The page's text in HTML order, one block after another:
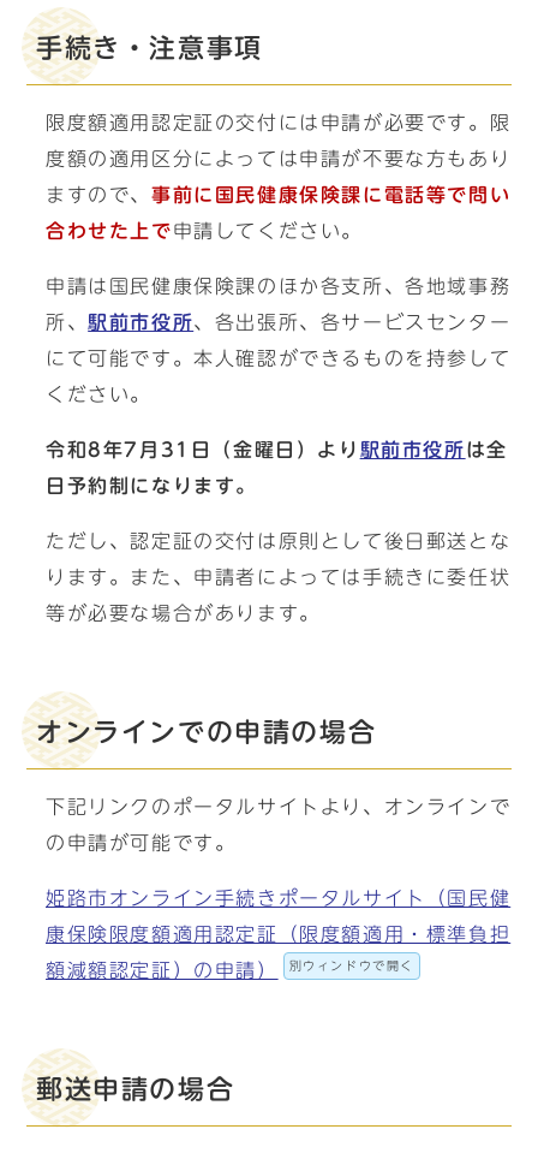
手続き・注意事項
限度額適用認定証の交付には申請が必要です。限
度額の適用区分によっては申請が不要な方もあり
ますので、 事前に国民健康保険課に電話等で問い
合わせた上で申請してください。
申請は国民健康保険課のほか各支所、各地域事務
所、駅前市役所、各出張所、各サービスセンター
にて可能です。本人確認ができるものを持参して
ください。
令和8年7月31日（金曜日）より 駅前市役所は全
日予約制になります。
ただし、認定証の交付は原則として後日郵送とな
ります。また、申請者によっては手続きに委任状
等が必要な場合があります。
オンラインでの申請の場合
下記リンクのポータルサイトより、オンラインで
の申請が可能です。
姫路市オンライン手続きポータルサイト（国民健
康保険限度額適用認定証（限度額適用・標準負担
額減額認定証）の申請）
別ウィンドウで開く
郵送申請の場合